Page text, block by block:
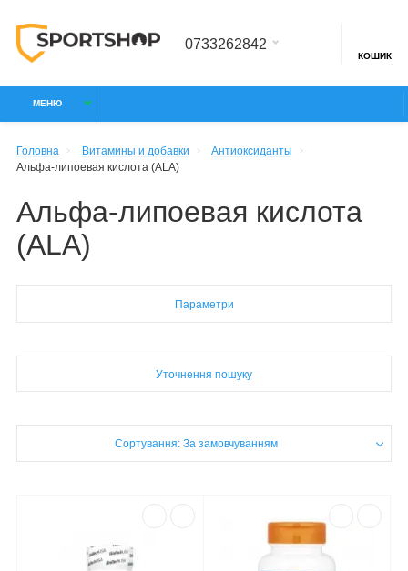
0733262842
КОШИК
МЕНЮ
Головна Витамины и добавки
Антиоксиданты
Альфа-липоевая кислота (ALA)
Альфа-липоевая кислота
(ALA)
Параметри
Уточнення пошуку
Сортування: За замовчуванням